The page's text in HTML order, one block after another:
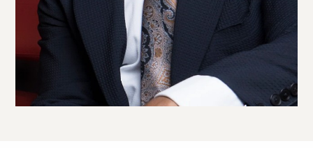
Viaja
desde